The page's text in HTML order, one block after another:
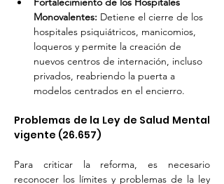
Monovalentes: Detiene el cierre de los
hospitales psiquiátricos, manicomios,
loqueros y permite la creación de
nuevos centros de internación, incluso
privados, reabriendo la puerta a
modelos centrados en el encierro.
Problemas de la Ley de Salud Mental
vigente (26.657)
Para criticar la reforma, es necesario
reconocer los límites y problemas de la ley